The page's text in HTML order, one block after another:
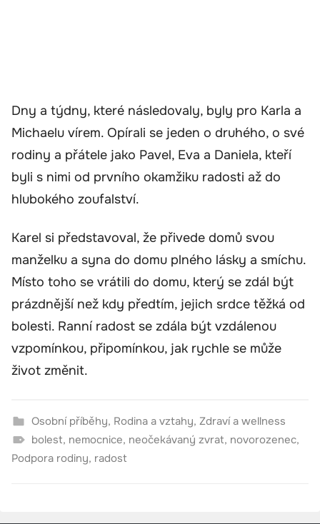
Dny a týdny, které následovaly, byly pro Karla a
Michaelu vírem. Opírali se jeden o druhého, o své
rodiny a přátele jako Pavel, Eva a Daniela, kteří
byli s nimi od prvního okamžiku radosti až do
hlubokého zoufalství.
Karel si představoval, že přivede domů svou
manželku a syna do domu plného lásky a smíchu.
Místo toho se vrátili do domu, který se zdál být
prázdnější než kdy předtím, jejich srdce těžká od
bolesti. Ranní radost se zdála být vzdálenou
vzpomínkou, připomínkou, jak rychle se může
život změnit.
Osobní příběhy, Rodina a vztahy, Zdraví a wellness
bolest, nemocnice, neočekávaný zvrat, novorozenec,
Podpora rodiny, radost